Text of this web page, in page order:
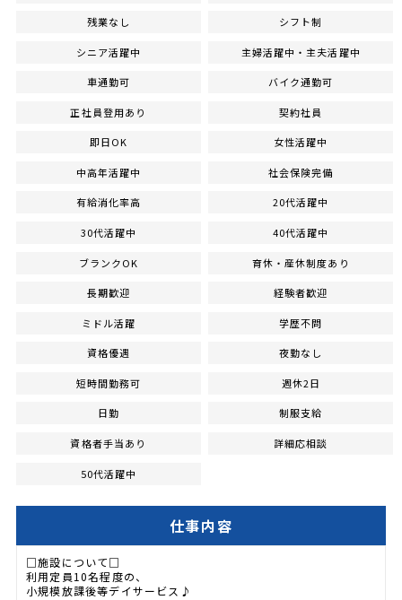
残業なし シフト制
シニア活躍中 主婦活躍中・主夫活躍中
車通勤可 バイク通勤可
正社員登用あり 契約社員
即日OK 女性活躍中
中高年活躍中 社会保険完備
有給消化率高 20代活躍中
30代活躍中 40代活躍中
ブランクOK 育休・産休制度あり
長期歓迎 経験者歓迎
ミドル活躍 学歴不問
資格優遇 夜勤なし
短時間勤務可 週休2日
日勤 制服支給
資格者手当あり 詳細応相談
50代活躍中
仕事内容
□施設について□
利用定員10名程度の、
小規模放課後等デイサービス♪